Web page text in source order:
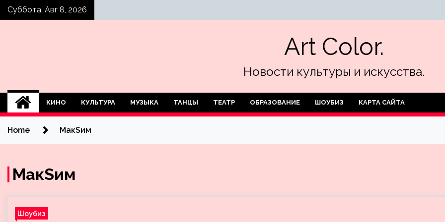
SkipСуббота, Авг 8, 2026
Art Color.
Новости культуры и искусства.
КИНО КУЛЬТУРА МУЗЫКА ТАНЦЫ ТЕАТР ОБРАЗОВАНИЕ ШОУБИЗ КАРТА САЙТА
Home МакSим
МакSим
Шоубиз